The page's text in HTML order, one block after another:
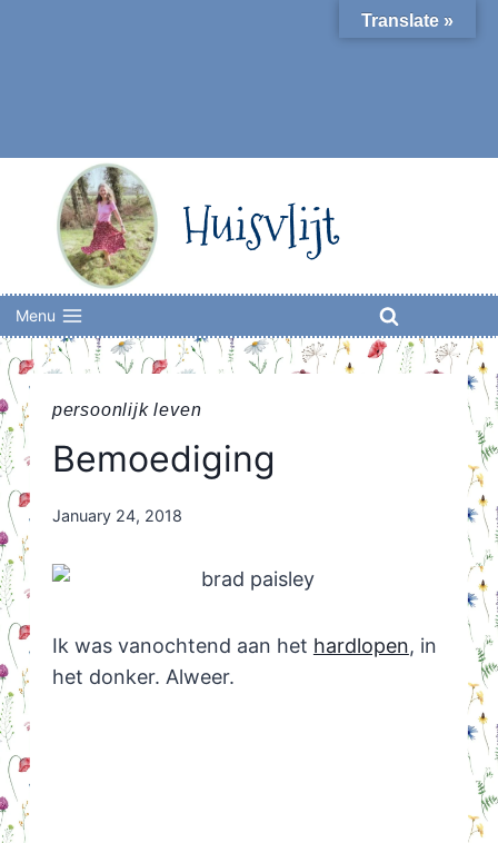
Huisvlijt
Menu
persoonlijk leven
Bemoediging
By
Orriëns
January 24, 2018
Ik was vanochtend aan het hardlopen, in
het donker. Alweer.
Translate »